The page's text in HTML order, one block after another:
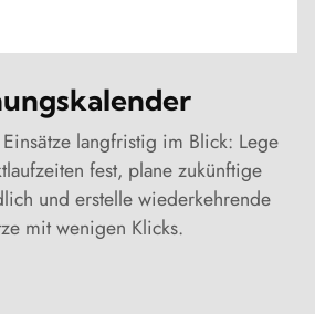
langfristig im Blick: Lege
fest, plane zukünftige
und erstelle wiederkehrende
mit wenigen Klicks.